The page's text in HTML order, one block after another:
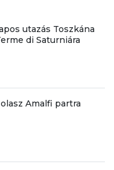
utazás Toszkána
di Saturniára
Amalfi partra